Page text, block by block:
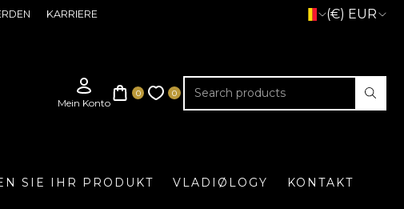
KARRIERE (€) EUR
SIE IHR PRODUKT VLADIØLOGY KONTAKT